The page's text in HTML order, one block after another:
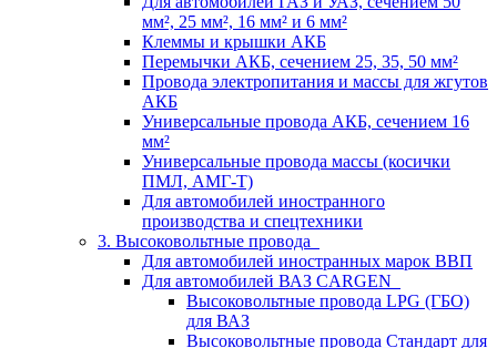
мм², 25 мм², 16 мм² и 6 мм²
Клеммы и крышки АКБ
Перемычки АКБ, сечением 25, 35, 50 мм²
Провода электропитания и массы для жгутов
АКБ
Универсальные провода АКБ, сечением 16
мм²
Универсальные провода массы (косички
ПМЛ, АМГ-Т)
Для автомобилей иностранного
производства и спецтехники
3. Высоковольтные провода
Для автомобилей иностранных марок ВВП
Для автомобилей ВАЗ CARGEN
Высоковольтные провода LPG (ГБО)
для ВАЗ
Высоковольтные провода Стандарт для